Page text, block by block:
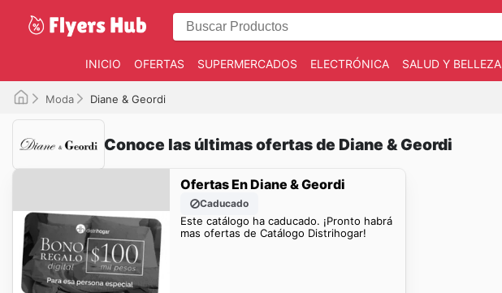
INICIO OFERTAS SUPERMERCADOS ELECTRÓNICA SALUD Y BELLEZA
Moda Diane & Geordi
Conoce las últimas ofertas de Diane & Geordi
Ofertas En Diane & Geordi
Caducado
Este catálogo ha caducado. ¡Pronto habrá
mas ofertas de Catálogo Distrihogar!